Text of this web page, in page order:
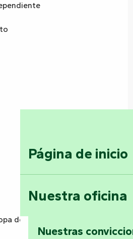
Página de inicio
Nuestra oficina
Nuestras
de cama